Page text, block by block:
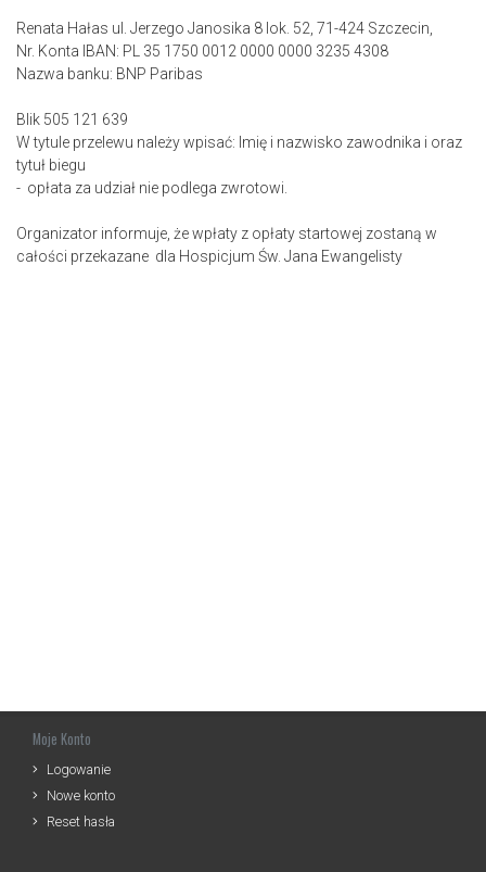
Renata Hałas ul. Jerzego Janosika 8 lok. 52, 71-424 Szczecin,
Nr. Konta IBAN: PL 35 1750 0012 0000 0000 3235 4308
Nazwa banku: BNP Paribas
Blik 505 121 639
W tytule przelewu należy wpisać: Imię i nazwisko zawodnika i oraz
tytuł biegu
- opłata za udział nie podlega zwrotowi.
Organizator informuje, że wpłaty z opłaty startowej zostaną w
całości przekazane dla Hospicjum Św. Jana Ewangelisty
Moje Konto
Logowanie
Nowe konto
Reset hasła